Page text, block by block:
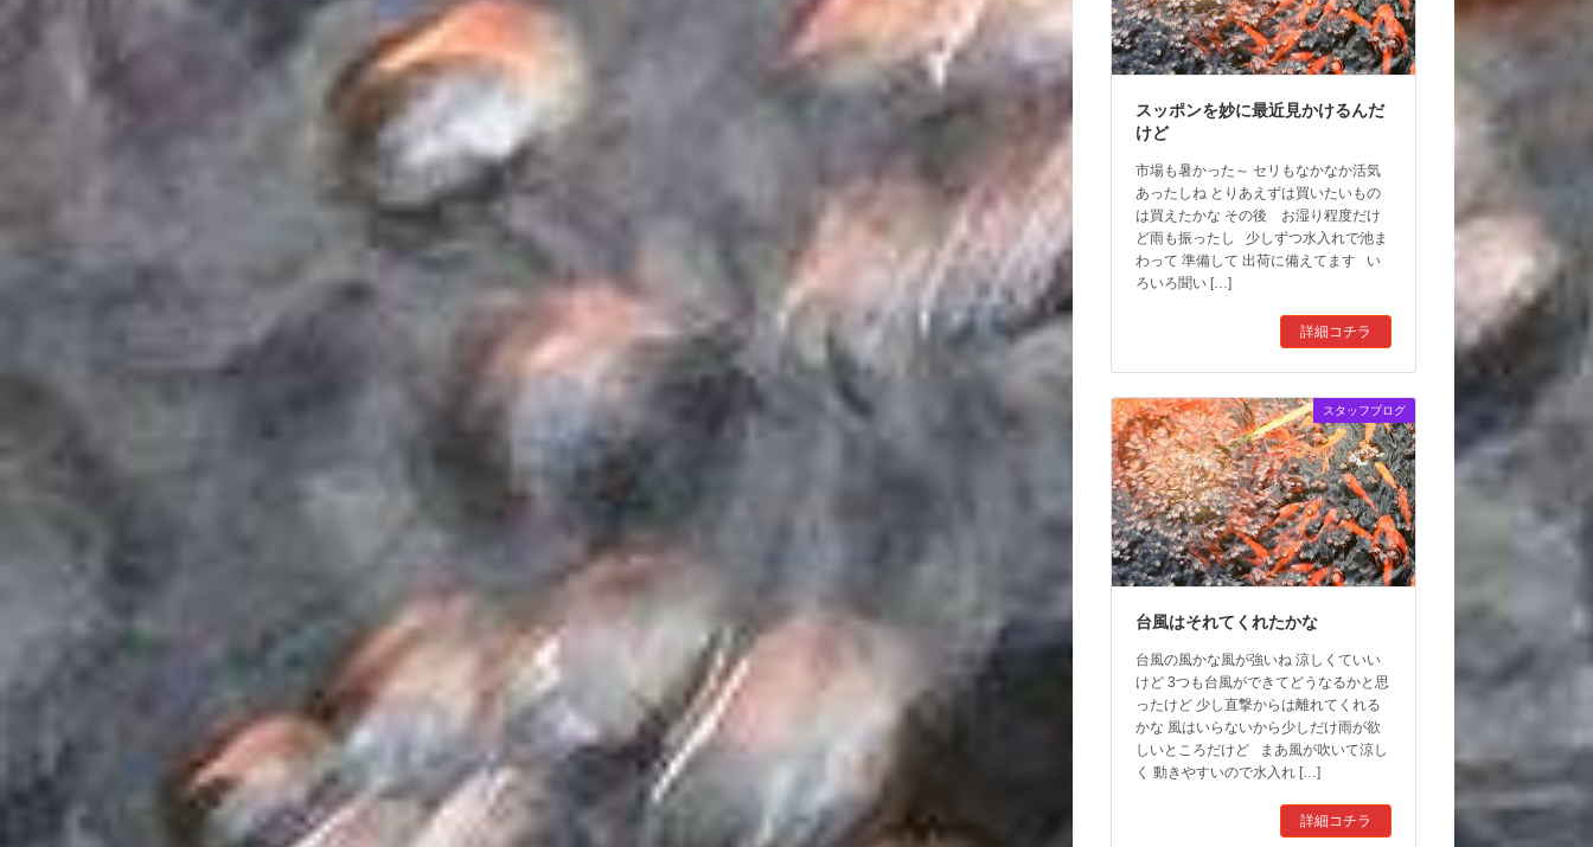
スッポンを妙に最近見かけるんだ
けど
市場も暑かった～ セリもなかなか活気
あったしね とりあえずは買いたいもの
は買えたかな その後 お湿り程度だけ
ど雨も振ったし 少しずつ水入れで池ま
わって 準備して 出荷に備えてます い
ろいろ聞い […]
詳細コチラ
スタッフブログ
台風はそれてくれたかな
台風の風かな風が強いね 涼しくていい
けど 3つも台風ができてどうなるかと思
ったけど 少し直撃からは離れてくれる
かな 風はいらないから少しだけ雨が欲
しいところだけど まあ風が吹いて涼し
く 動きやすいので水入れ […]
詳細コチラ